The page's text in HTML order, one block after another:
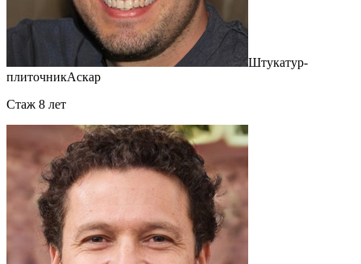
Штукатур-
плиточникАскар
Cтаж 8 лет